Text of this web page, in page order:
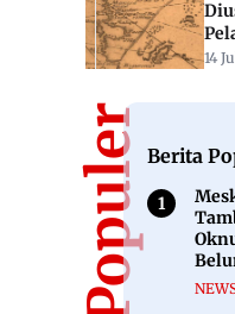
14
Berita